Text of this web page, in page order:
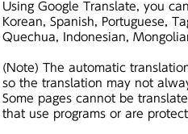
Using Google Translate, you
Korean, Spanish, Portuguese,
Quechua, Indonesian,
(Note) The automatic
so the translation may not
Some pages cannot be
that use programs or are